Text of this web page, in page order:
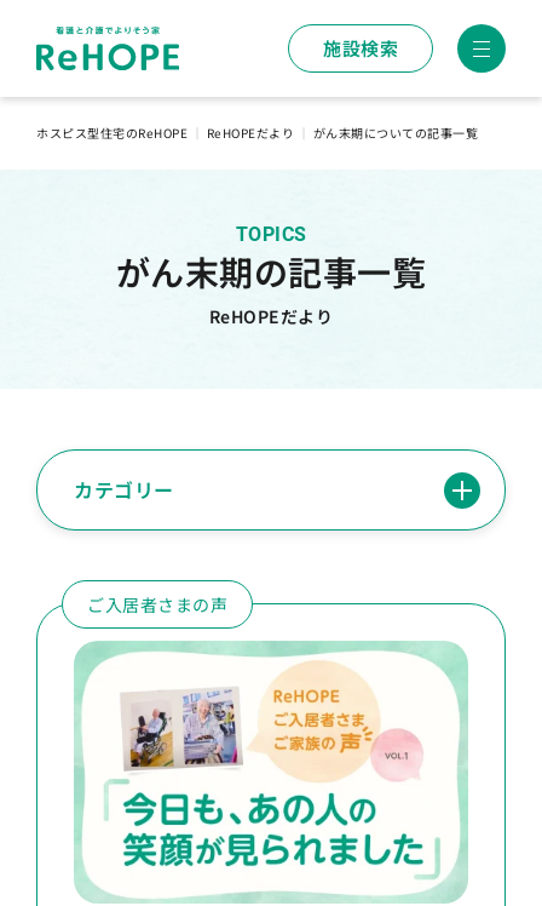
施設検索
ホスピス型住宅のReHOPE ReHOPEだより がん末期についての記事一覧
TOPICS
がん末期の記事一覧
ReHOPEだより
カテゴリー
ご入居者さまの声